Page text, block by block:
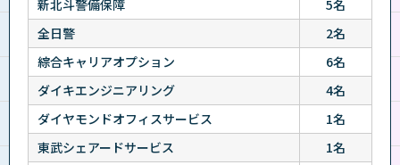
新北斗警備保障
5名
全日警
2名
綜合キャリアオプション
6名
ダイキエンジニアリング
4名
ダイヤモンドオフィスサービス
1名
東武シェアードサービス
1名